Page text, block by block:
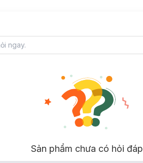
làn da sáng.
Sản phẩm chưa có hỏi đáp